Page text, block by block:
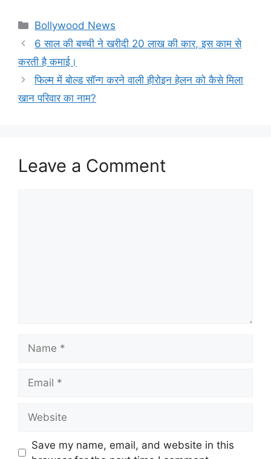
Categories
Bollywood News
6 साल की बच्ची ने खरीदी 20 लाख की कार, इस काम से
करती है कमाई।
फिल्म में बोल्ड सॉन्ग करने वाली हीरोइन हेलन को कैसे मिला
खान परिवार का नाम?
Leave a Comment
Save my name, email, and website in this